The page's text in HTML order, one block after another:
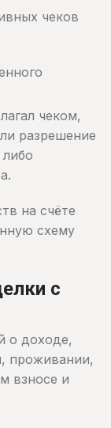
чеков
чеком,
разрешение
на счёте
схему
с
о доходе,
проживании,
взносе и